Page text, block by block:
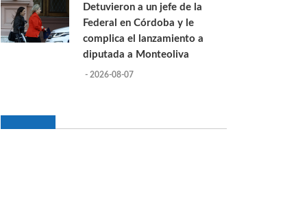
Detuvieron a un jefe de la
Federal en Córdoba y le
complica el lanzamiento a
diputada a Monteoliva
- 2026-08-07